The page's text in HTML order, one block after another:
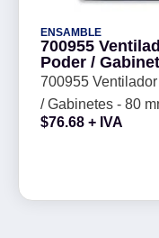
ENSAMBLE
700955
Poder /
pines,
otorga una
tranquila
700955
/ Gabinetes - 80
tipo sleeve otorga
$76.68 + IVA